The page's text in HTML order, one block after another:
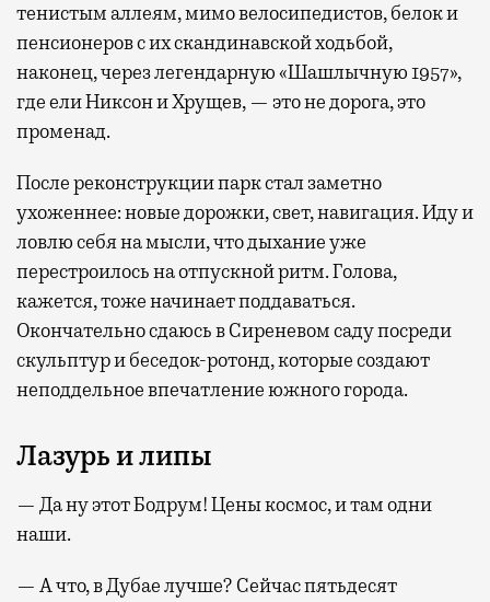
тенистым аллеям, мимо велосипедистов, белок и
пенсионеров с их скандинавской ходьбой,
наконец, через легендарную «Шашлычную 1957»,
где ели Никсон и Хрущев, — это не дорога, это
променад.
После реконструкции парк стал заметно
ухоженнее: новые дорожки, свет, навигация. Иду и
ловлю себя на мысли, что дыхание уже
перестроилось на отпускной ритм. Голова,
кажется, тоже начинает поддаваться.
Окончательно сдаюсь в Сиреневом саду посреди
скульптур и беседок-ротонд, которые создают
неподдельное впечатление южного города.
Лазурь и липы
— Да ну этот Бодрум! Цены космос, и там одни
наши.
— А что, в Дубае лучше? Сейчас пятьдесят